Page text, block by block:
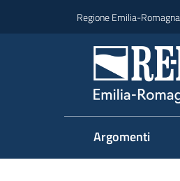
Regione Emilia-Romagna
Argomenti